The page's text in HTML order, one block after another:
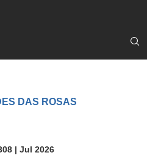
DAS ROSAS
| Jul 2026